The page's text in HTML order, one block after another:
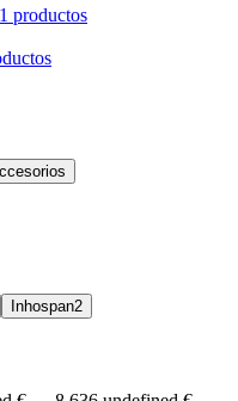
1 productos
Inhospan2